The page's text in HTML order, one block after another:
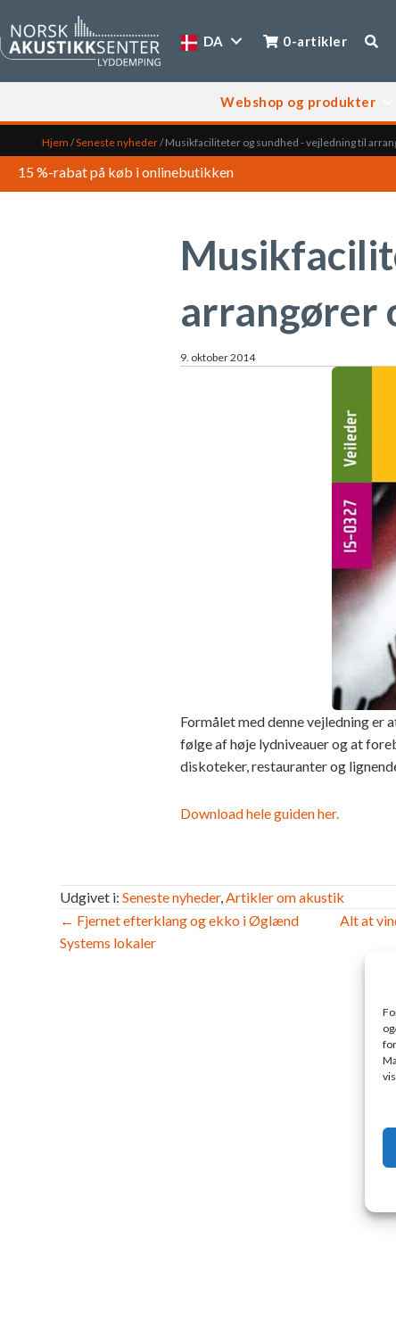
DA 0-artikler
Webshop og produkter
Hjem /Seneste nyheder/Musikfaciliteter og sundhed - vejledning til
15 %-rabat på køb i onlinebutikken
arrangører
9. oktober 2014
Formålet med denne vejledning er
følge af høje lydniveauer og at
diskoteker, restauranter og
Download hele guiden her.
Udgivet i: Seneste nyheder,Artikler om akustik
Navigation
← Fjernet efterklang og ekko i Øglænd
Systems lokaler
Alt at